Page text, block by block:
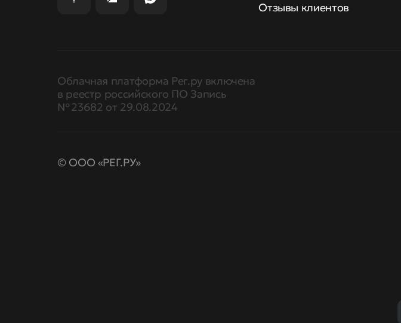
Отзывы клиентов
Облачная платформа Рег.ру включена
в реестр российского ПО Запись
№ 23682 от 29.08.2024
© ООО «РЕГ.РУ»